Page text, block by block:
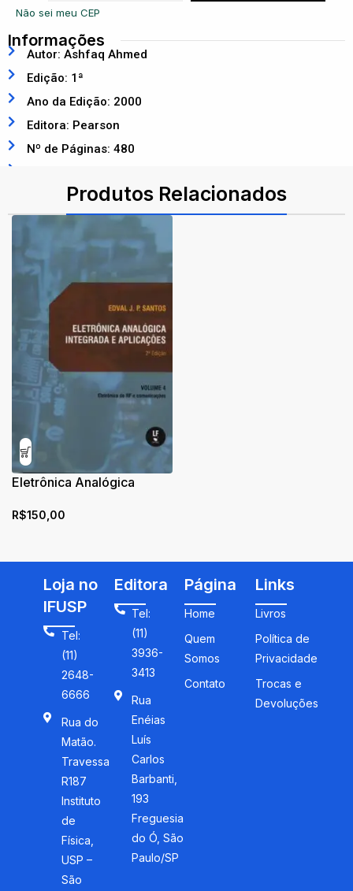
Não sei meu CEP
Informações
Autor: Ashfaq Ahmed
Edição: 1ª
Ano da Edição: 2000
Editora: Pearson
Nº de Páginas: 480
Produtos Relacionados
Eletrônica Analógica
Volume 4 Eletrônica de RF
R$150,00
Loja no
IFUSP
Tel:
(11)
2648-
6666
Rua do
Matão.
Travessa
R187
Instituto
de
Física,
USP –
São
Editora
Tel:
(11)
3936-
3413
Rua
Enéias
Luís
Carlos
Barbanti,
193
Freguesia
do Ó, São
Paulo/SP
Página
Home
Quem
Somos
Contato
Links
Livros
Política de
Privacidade
Trocas e
Devoluções